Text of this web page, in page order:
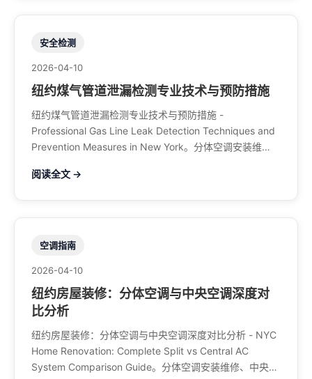
安全检测
2026-04-10
纽约煤气管道泄漏检测专业技术与预防措施
纽约煤气管道泄漏检测专业技术与预防措施 -
Professional Gas Line Leak Detection Techniques and
Prevention Measures in New York。分体空调安装维
充电桩。电话：929-708-8979
阅读全文 →
空调指南
2026-04-10
纽约房屋装修：分体空调与中央空调深度对
比分析
纽约房屋装修：分体空调与中央空调深度对比分析 - NYC
Home Renovation: Complete Split vs Central AC
System Comparison Guide。分体空调安装维修、中央空